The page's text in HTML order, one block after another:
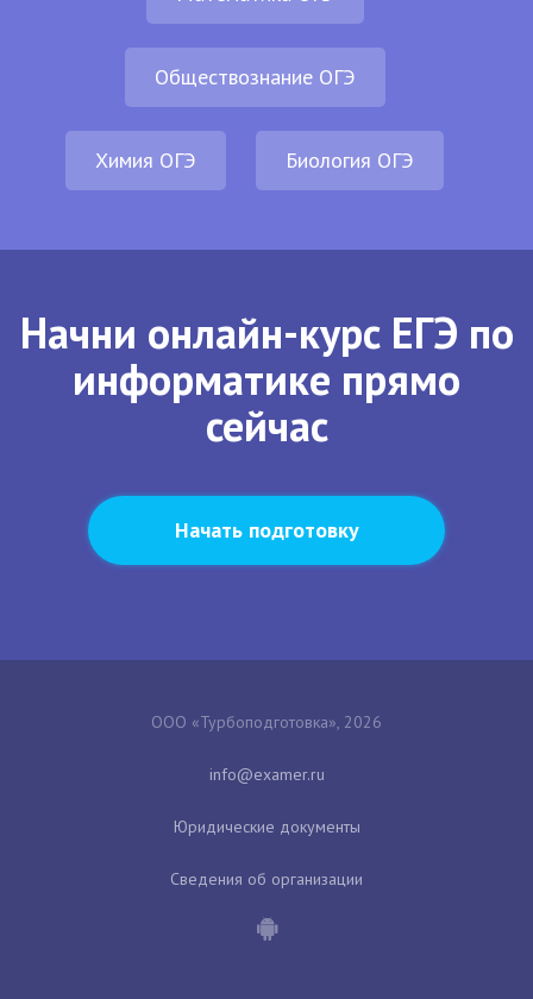
Обществознание ОГЭ
Химия ОГЭ Биология ОГЭ
Начни онлайн-курс ЕГЭ по
информатике прямо
сейчас
Начать подготовку
ООО «Турбоподготовка», 2026
Юридические документы
Сведения об организации